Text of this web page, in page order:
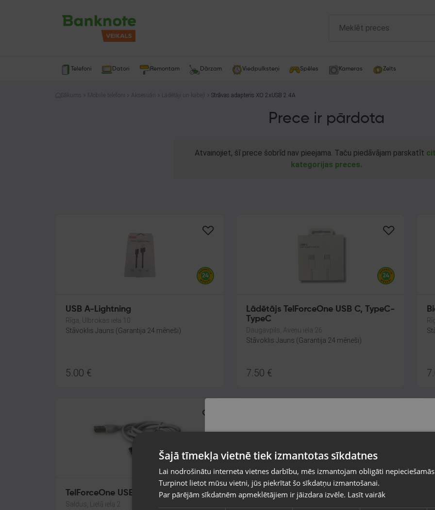
Telefoni Datori Remontam Dārzam Viedpulksteņi Spēles Kameras Zelts
Sākums Mobilie telefoni Aksesuāri Lādētāji un kabeļi Strāvas adapteris XO 2xUSB 2.4A
Prece ir pārdota
Atvainojiet, šī prece šobrīd nav pieejama. Taču piedāvājam parskatīt
kategorijas preces.
USB A-Lightning
Rīga, Ulbrokas iela 10
Stāvoklis Jauns (Garantija 24 mēneši)
5.00 €
Lādētājs TelForceOne USB C, TypeC-
TypeC
Daugavpils, Aveņu iela 26
Stāvoklis Jauns (Garantija 24 mēneši)
7.50 €
TelForceOne USB A-Type C
Saldus, Lielā iela 2
BWOO 65W USB-C to USB-C
valsti
Vietnes saturs būs attēlots izvēlētajā valodā
Valsts
Šajā tīmekļa vietnē tiek izmantotas sīkdatnes
Lai nodrošinātu interneta vietnes darbību, mēs izmantojam obligāti
Turpinot lietot mūsu vietni, jūs piekrītat šo sīkdatņu izmantošanai.
Par pārējām sīkdatnēm apmeklētājiem ir jāizdara izvēle. Lasīt vairāk